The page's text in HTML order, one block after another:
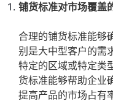
铺货标准对市场覆盖
合理的铺货标准能够
别是大中型客户的需
特定的区域或特定类
货标准能够帮助企业
提高产品的市场占有